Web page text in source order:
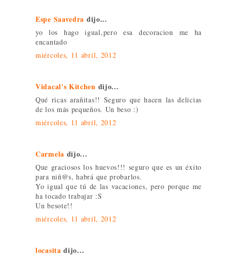
Espe Saavedra dijo...
yo los hago igual,pero esa decoracion me ha
encantado
miércoles, 11 abril, 2012
Vidacal's Kitchen dijo...
Qué ricas arañitas!! Seguro que hacen las delicias
de los más pequeños. Un beso :)
miércoles, 11 abril, 2012
Carmela dijo...
Que graciosos los huevos!!! seguro que es un éxito
para niñ@s, habrá que probarlos.
Yo igual que tú de las vacaciones, pero porque me
ha tocado trabajar :S
Un besote!!
miércoles, 11 abril, 2012
locasita dijo...